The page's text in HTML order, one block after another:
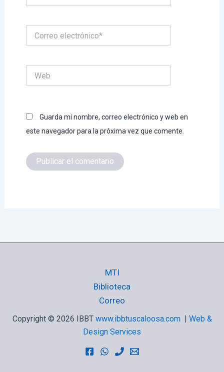
electrónico*
Guarda mi nombre, correo electrónico y web en
este navegador para la próxima vez que comente.
MTI
Biblioteca
Correo
Copyright © 2026 IBBT www.ibbtuscaloosa.com| Web &
Design Services